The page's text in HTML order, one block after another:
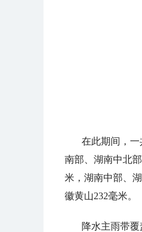
在此期间，一
南部、湖南中北
米，湖南中部、
徽黄山232毫米。
降水主雨带